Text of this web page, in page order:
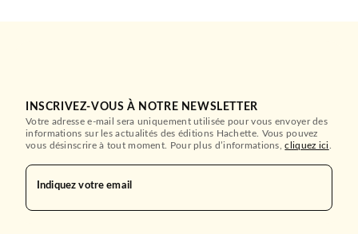
INSCRIVEZ-VOUS À NOTRE NEWSLETTER
Votre adresse e-mail sera uniquement utilisée pour vous envoyer des
informations sur les actualités des éditions Hachette. Vous pouvez
vous désinscrire à tout moment. Pour plus d’informations,cliquez ici.
Indiquez votre email